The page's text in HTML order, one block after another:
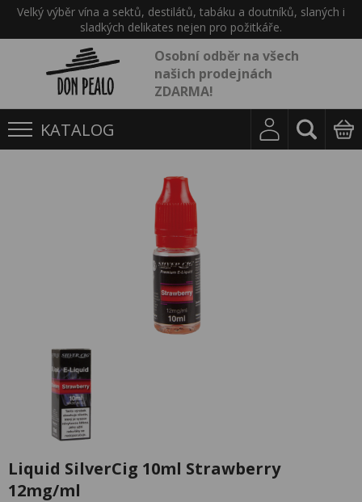
Velký výběr vína a sektů, destilátů, tabáku a doutníků, slaných i
sladkých delikates nejen pro požitkáře.
Osobní odběr na všech
našich prodejnách
ZDARMA!
KATALOG
Liquid SilverCig 10ml Strawberry
12mg/ml